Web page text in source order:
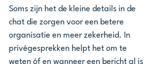
Soms zijn het de kleine details in de
chat die zorgen voor een betere
organisatie en meer zekerheid. In
privégesprekken helpt het om te
weten óf en wanneer een bericht al is